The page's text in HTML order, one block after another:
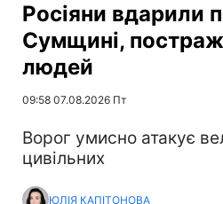
Росіяни вдарили
Сумщині,
людей
09:58 07.08.2026 Пт
Ворог умисно атакує
цивільних
ЮЛІЯ КАПІТОНОВА